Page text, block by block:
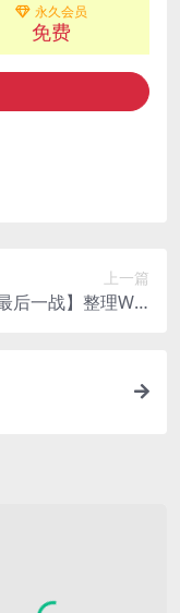
永久会员
免费
上一篇
后一战】整理Win